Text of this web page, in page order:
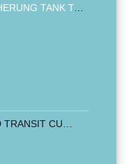
DIEBSTAHLSICHERUNG TANK TANKDECKEL DIESELTANK KRAFTSTOFFTANKDECKEL VERRIEGELUNG PASSEND FÜR LKW PKW TRAKTOREN BAGGER 80MM
2+1 LUX FORD TRANSIT CUSTOM 2000-2014 MK6 MK7 Sitzbezüge Kleinbus Lieferwagen Van Schwarz Rot Textil